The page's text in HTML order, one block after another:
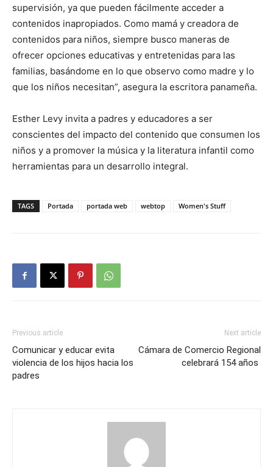
supervisión, ya que pueden fácilmente acceder a
contenidos inapropiados. Como mamá y creadora de
contenidos para niños, siempre busco maneras de
ofrecer opciones educativas y entretenidas para las
familias, basándome en lo que observo como madre y lo
que los niños necesitan”, asegura la escritora panameña.
Esther Levy invita a padres y educadores a ser
conscientes del impacto del contenido que consumen los
niños y a promover la música y la literatura infantil como
herramientas para un desarrollo integral.
TAGS Portada portada web webtop Women's Stuff
Previous article
Comunicar y educar evita
violencia de los hijos hacia los
padres
Next article
Cámara de Comercio Regional
celebrará 154 años